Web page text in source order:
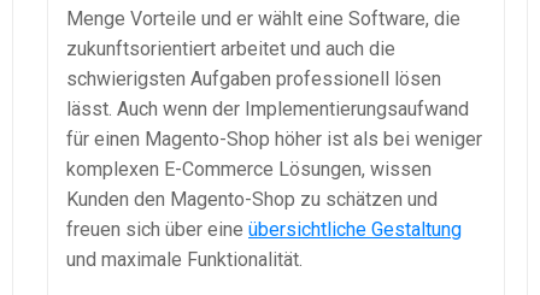
Menge Vorteile und er wählt eine Software, die
zukunftsorientiert arbeitet und auch die
schwierigsten Aufgaben professionell lösen
lässt. Auch wenn der Implementierungsaufwand
für einen Magento-Shop höher ist als bei weniger
komplexen E-Commerce Lösungen, wissen
Kunden den Magento-Shop zu schätzen und
freuen sich über eine übersichtliche Gestaltung
und maximale Funktionalität.